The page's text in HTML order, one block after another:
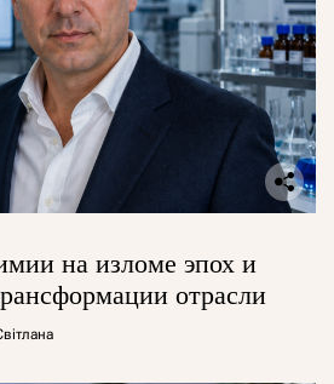
на изломе эпох и
отрасли